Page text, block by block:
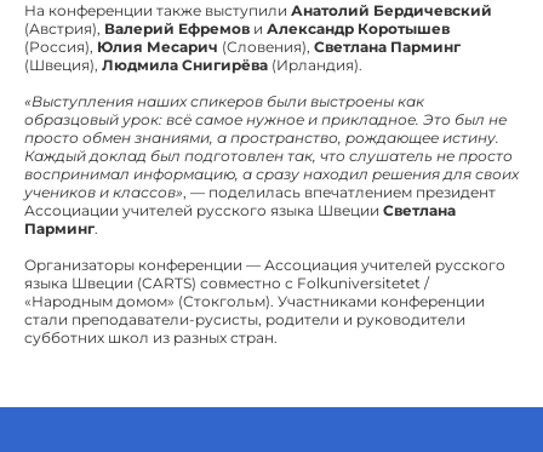
На конференции также выступили Анатолий Бердичевский
(Австрия), Валерий Ефремов и Александр Коротышев
(Россия), Юлия Месарич (Словения), Светлана Парминг
(Швеция), Людмила Снигирёва (Ирландия).
«Выступления наших спикеров были выстроены как
образцовый урок: всё самое нужное и прикладное. Это был не
просто обмен знаниями, а пространство, рождающее истину.
Каждый доклад был подготовлен так, что слушатель не просто
воспринимал информацию, а сразу находил решения для своих
учеников и классов», — поделилась впечатлением президент
Ассоциации учителей русского языка Швеции Светлана
Парминг.
Организаторы конференции — Ассоциация учителей русского
языка Швеции (CARTS) совместно с Folkuniversitetet /
«Народным домом» (Стокгольм). Участниками конференции
стали преподаватели-русисты, родители и руководители
субботних школ из разных стран.